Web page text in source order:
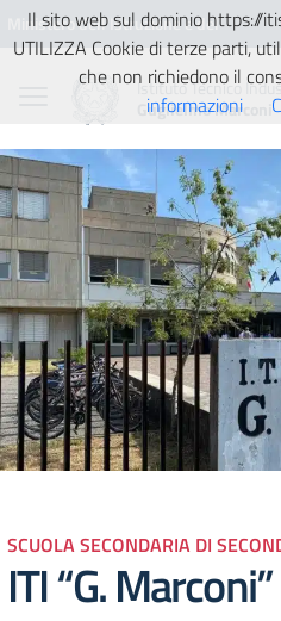
Vai ai contenuti
Vai al menu di navigazione
Vai al footer
Ministero dell'Istruzione e del
Istituto Tecnico
Guglielmo Marconi
SCUOLA SECONDARIA DI
ITI “G. Marconi”
Il sito web sul dominio https://
UTILIZZA Cookie di terze parti,
che non richiedono il
informazioni